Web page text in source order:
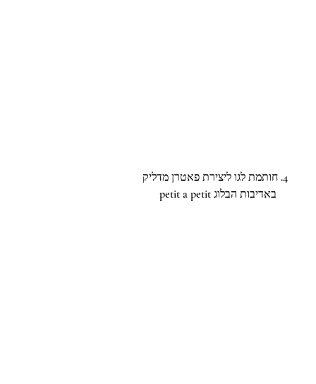
4. חותמת לגו ליצירת פאטרן מדליק
באדיבות הבלוג petit a petit